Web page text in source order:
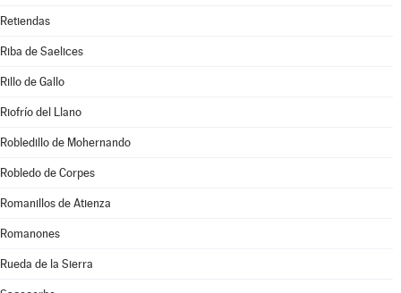
Retiendas
Riba de Saelices
Rillo de Gallo
Riofrío del Llano
Robledillo de Mohernando
Robledo de Corpes
Romanillos de Atienza
Romanones
Rueda de la Sierra